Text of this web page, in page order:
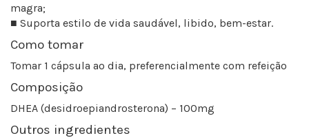
magra;
■ Suporta estilo de vida saudável, libido, bem-estar.
Como tomar
Tomar 1 cápsula ao dia, preferencialmente com refeição
Composição
DHEA (desidroepiandrosterona) – 100mg
Outros ingredientes